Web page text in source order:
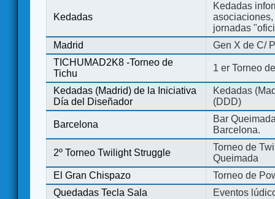
Kedadas
Kedadas
jornadas
Madrid
Gen X de C/
TICHUMAD2K8 -Torneo de
Tichu
1 er Torneo
Kedadas (Madrid) de la Iniciativa
Día del Diseñador
Kedadas
(DDD)
Barcelona
Bar
Barcelona.
2º Torneo Twilight Struggle
Torneo de
Queimada
El Gran Chispazo
Torneo de
Quedadas Tecla Sala
Eventos